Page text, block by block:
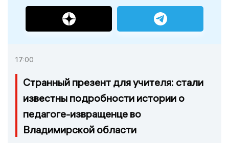
17:00
Странный презент для учителя: стали
известны подробности истории о
педагоге-извращенце во
Владимирской области